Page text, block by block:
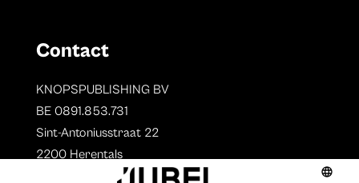
Contact
KNOPSPUBLISHING BV
BE 0891.853.731
Sint-Antoniusstraat 22
2200 Herentals